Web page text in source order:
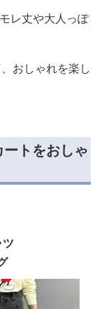
レ丈や大人っぽ
おしゃれを楽し
トをおしゃ